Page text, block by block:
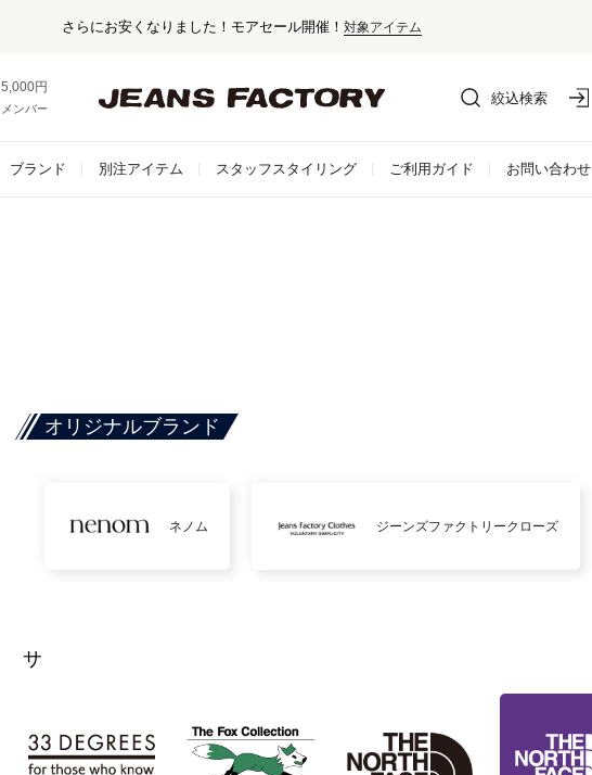
さらにお安くなりました！モアセール開催！ 対象アイテム
5,000円以上お買い上げで送料無料！
メンバー登録でお得な情報をゲット。さらに詳しく
絞込検索
ブランド 別注アイテム スタッフスタイリング ご利用ガイド お問い合わせ
オリジナルブランド
ネノム ジーンズファクトリークローズ
サ